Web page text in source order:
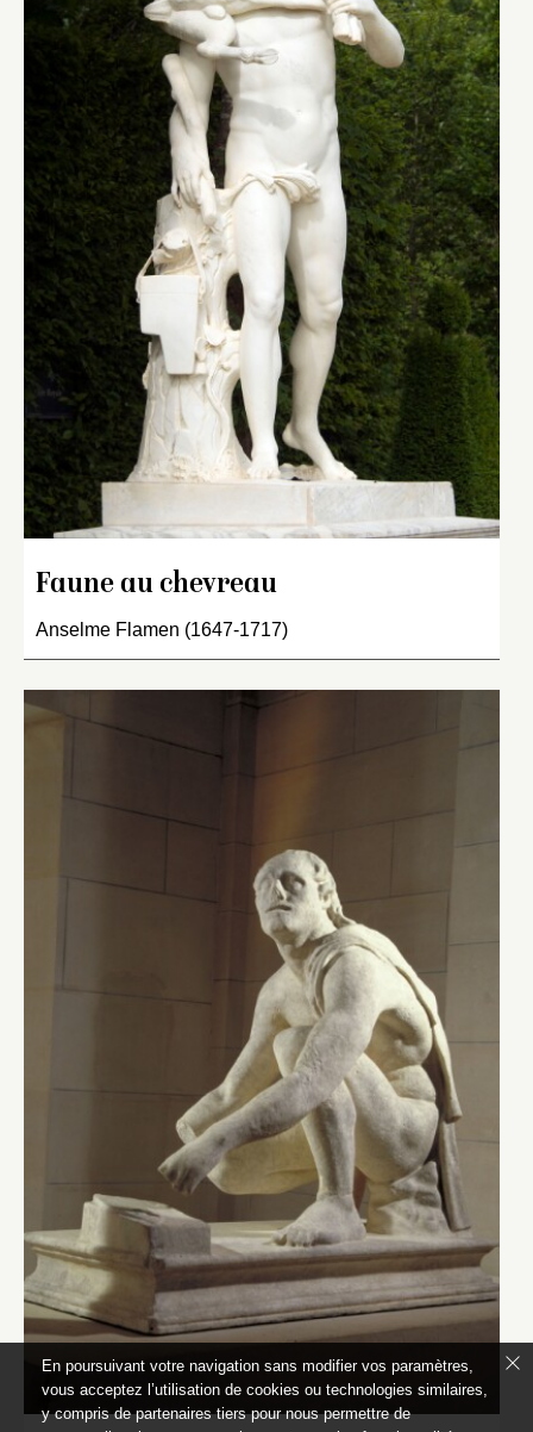
Faune au chevreau
Anselme Flamen (1647-1717)
En poursuivant votre navigation sans modifier vos paramètres,
vous acceptez l’utilisation de cookies ou technologies similaires,
y compris de partenaires tiers pour nous permettre de